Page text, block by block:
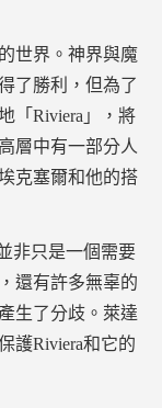
世界。神界與魔
了勝利，但為了
「Riviera」，將
層中有一部分人
克塞爾和他的搭
非只是一個需要
還有許多無辜的
生了分歧。萊達
護Riviera和它的